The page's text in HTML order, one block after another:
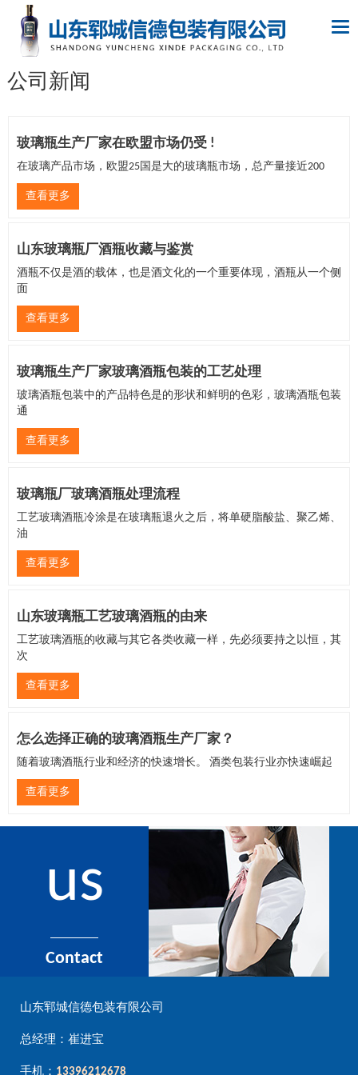
公司新闻
玻璃瓶生产厂家在欧盟市场仍受 !
在玻璃产品市场，欧盟25国是大的玻璃瓶市场，总产量接近200
查看更多
山东玻璃瓶厂酒瓶收藏与鉴赏
酒瓶不仅是酒的载体，也是酒文化的一个重要体现，酒瓶从一个侧
面
查看更多
玻璃瓶生产厂家玻璃酒瓶包装的工艺处理
玻璃酒瓶包装中的产品特色是的形状和鲜明的色彩，玻璃酒瓶包装
通
查看更多
玻璃瓶厂玻璃酒瓶处理流程
工艺玻璃酒瓶冷涂是在玻璃瓶退火之后，将单硬脂酸盐、聚乙烯、
油
查看更多
山东玻璃瓶工艺玻璃酒瓶的由来
工艺玻璃酒瓶的收藏与其它各类收藏一样，先必须要持之以恒，其
次
查看更多
怎么选择正确的玻璃酒瓶生产厂家？
随着玻璃酒瓶行业和经济的快速增长。 酒类包装行业亦快速崛起
查看更多
us
Contact
山东郓城信德包装有限公司
总经理：崔进宝
手机： 13396212678